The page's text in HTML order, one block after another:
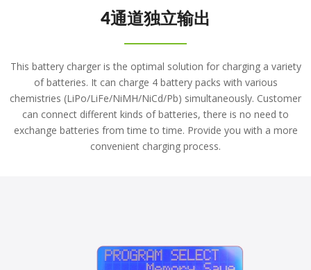
4通道独立输出
This battery charger is the optimal solution for charging a variety
of batteries. It can charge 4 battery packs with various
chemistries (LiPo/LiFe/NiMH/NiCd/Pb) simultaneously. Customer
can connect different kinds of batteries, there is no need to
exchange batteries from time to time. Provide you with a more
convenient charging process.